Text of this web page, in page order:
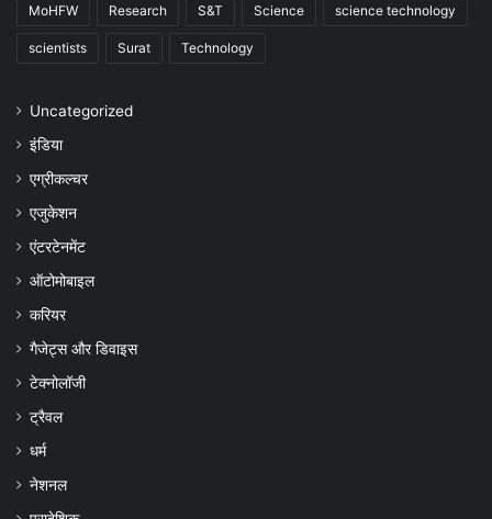
MoHFW Research S&T Science science technology
scientists Surat Technology
Uncategorized
इंडिया
एग्रीकल्चर
एजुकेशन
एंटरटेनमेंट
ऑटोमोबाइल
करियर
गैजेट्स और डिवाइस
टेक्नोलॉजी
ट्रैवल
धर्म
नेशनल